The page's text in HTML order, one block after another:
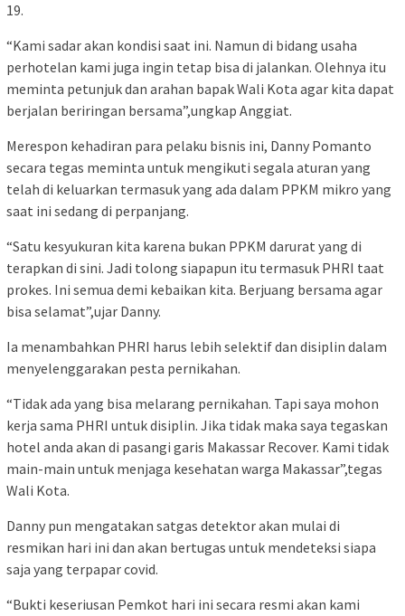
19.
“Kami sadar akan kondisi saat ini. Namun di bidang usaha
perhotelan kami juga ingin tetap bisa di jalankan. Olehnya itu
meminta petunjuk dan arahan bapak Wali Kota agar kita dapat
berjalan beriringan bersama”,ungkap Anggiat.
Merespon kehadiran para pelaku bisnis ini, Danny Pomanto
secara tegas meminta untuk mengikuti segala aturan yang
telah di keluarkan termasuk yang ada dalam PPKM mikro yang
saat ini sedang di perpanjang.
“Satu kesyukuran kita karena bukan PPKM darurat yang di
terapkan di sini. Jadi tolong siapapun itu termasuk PHRI taat
prokes. Ini semua demi kebaikan kita. Berjuang bersama agar
bisa selamat”,ujar Danny.
Ia menambahkan PHRI harus lebih selektif dan disiplin dalam
menyelenggarakan pesta pernikahan.
“Tidak ada yang bisa melarang pernikahan. Tapi saya mohon
kerja sama PHRI untuk disiplin. Jika tidak maka saya tegaskan
hotel anda akan di pasangi garis Makassar Recover. Kami tidak
main-main untuk menjaga kesehatan warga Makassar”,tegas
Wali Kota.
Danny pun mengatakan satgas detektor akan mulai di
resmikan hari ini dan akan bertugas untuk mendeteksi siapa
saja yang terpapar covid.
“Bukti keseriusan Pemkot hari ini secara resmi akan kami